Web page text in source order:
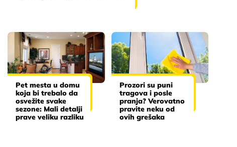
Pet mesta u domu
koja bi trebalo da
osvežite svake
sezone: Mali detalji
prave veliku razliku
Prozori su puni
tragova i posle
pranja? Verovatno
pravite neku od
ovih grešaka